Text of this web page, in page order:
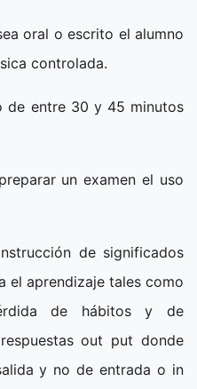
oral o escrito el alumno
controlada.
de entre 30 y 45 minutos
un examen el uso
de significados
el aprendizaje tales como
de hábitos y de
out put donde
y no de entrada o in